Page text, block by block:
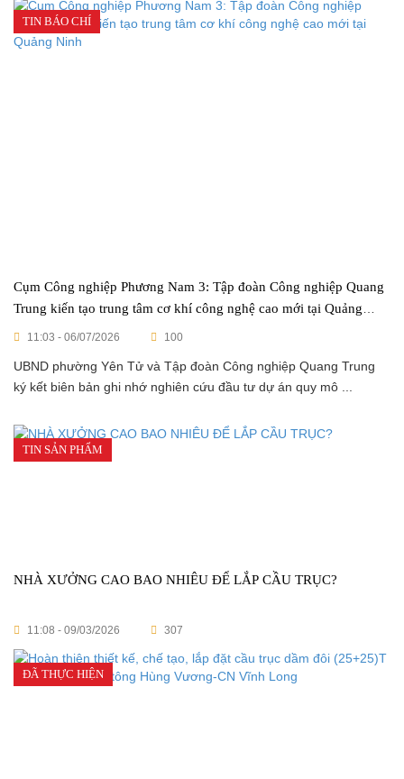
TIN BÁO CHÍ
Cụm Công nghiệp Phương Nam 3: Tập đoàn Công nghiệp Quang
Trung kiến tạo trung tâm cơ khí công nghệ cao mới tại Quảng
Ninh11:03 - 06/07/2026 100
UBND phường Yên Tử và Tập đoàn Công nghiệp Quang Trung
ký kết biên bản ghi nhớ nghiên cứu đầu tư dự án quy mô ...
TIN SẢN PHẨM
NHÀ XƯỞNG CAO BAO NHIÊU ĐỂ LẮP CẦU TRỤC?
11:08 - 09/03/2026 307
ĐÃ THỰC HIỆN